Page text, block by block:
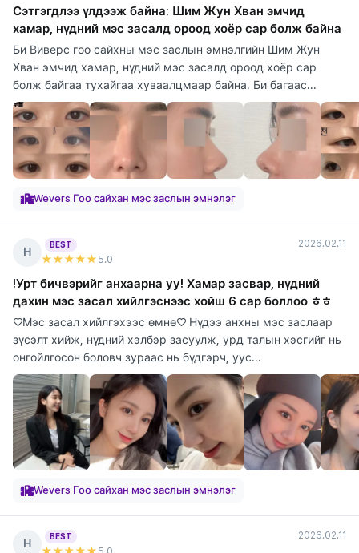
Сэтгэгдлээ үлдээж байна: Шим Жун Хван эмчид
хамар, нүдний мэс засалд ороод хоёр сар болж байна
Би Виверс гоо сайхны мэс заслын эмнэлгийн Шим Жун
Хван эмчид хамар, нүдний мэс засалд ороод хоёр сар
болж байгаа тухайгаа хуваалцмаар байна. Би багаас...
Wevers Гоо сайхан мэс заслын эмнэлэг
Н
BEST
★★★★★ 5.0
2026.02.11
!Урт бичвэрийг анхаарна уу! Хамар засвар, нүдний
дахин мэс засал хийлгэснээс хойш 6 сар боллоо ㅎㅎ
♡Мэс засал хийлгэхээс өмнө♡ Нүдээ анхны мэс заслаар
зүсэлт хийж, нүдний хэлбэр засуулж, урд талын хэсгийг нь
онгойлгосон боловч зураас нь бүдгэрч, уус...
Wevers Гоо сайхан мэс заслын эмнэлэг
Н
BEST 2026.02.11